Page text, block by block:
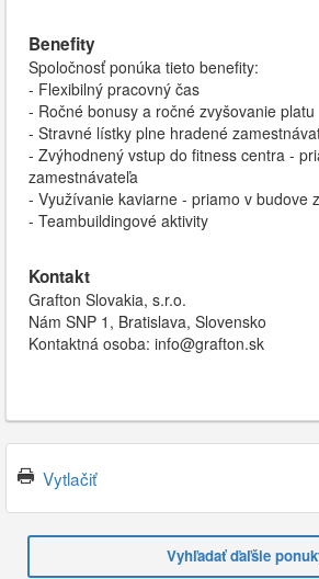
Benefity
Spoločnosť ponúka tieto benefity:
- Flexibilný pracovný čas
- Ročné bonusy a ročné zvyšovanie platu
- Stravné lístky plne hradené
- Zvýhodnený vstup do fitness centra -
zamestnávateľa
- Využívanie kaviarne - priamo v budove
- Teambuildingové aktivity
Kontakt
Grafton Slovakia, s.r.o.
Nám SNP 1, Bratislava, Slovensko
Kontaktná osoba: info@grafton.sk
Vytlačiť
Vyhľadať ďaľšie